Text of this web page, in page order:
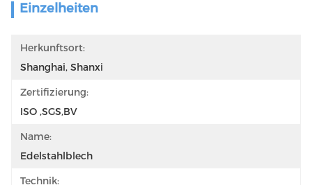
Einzelheiten
Herkunftsort:
Shanghai, Shanxi
Zertifizierung:
ISO ,SGS,BV
Name:
Edelstahlblech
Technik: